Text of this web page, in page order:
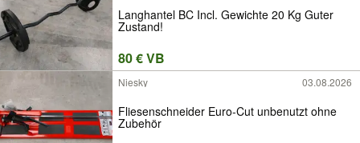
Langhantel BC Incl. Gewichte 20 Kg Guter
Zustand!
80 € VB
Niesky 03.08.2026
Fliesenschneider Euro-Cut unbenutzt ohne
Zubehör